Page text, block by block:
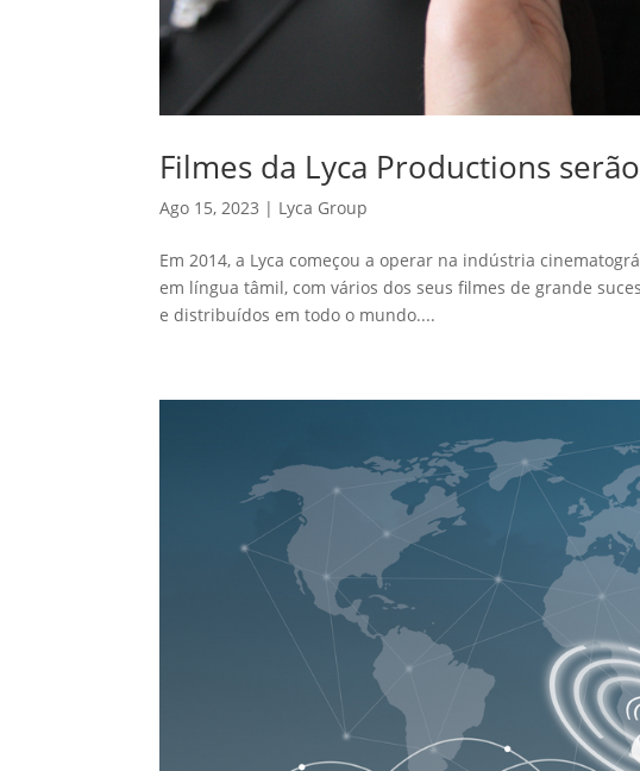
Filmes da Lyca Productions
Ago 15, 2023 | Lyca Group
Em 2014, a Lyca começou a operar na indústria
em língua tâmil, com vários dos seus filmes de grande
e distribuídos em todo o mundo....